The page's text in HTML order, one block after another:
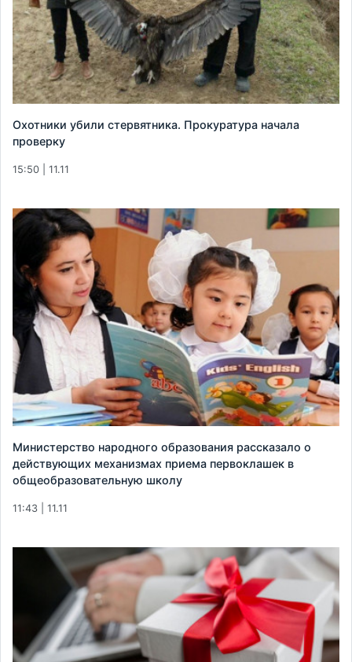
Охотники убили стервятника. Прокуратура начала
проверку
15:50 | 11.11
Министерство народного образования рассказало о
действующих механизмах приема первоклашек в
общеобразовательную школу
11:43 | 11.11